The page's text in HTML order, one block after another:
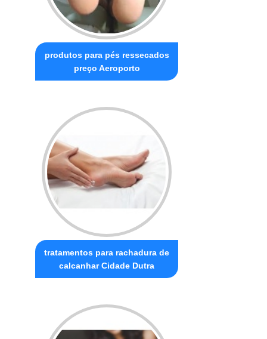
produtos para pés ressecados
preço Aeroporto
tratamentos para rachadura de
calcanhar Cidade Dutra